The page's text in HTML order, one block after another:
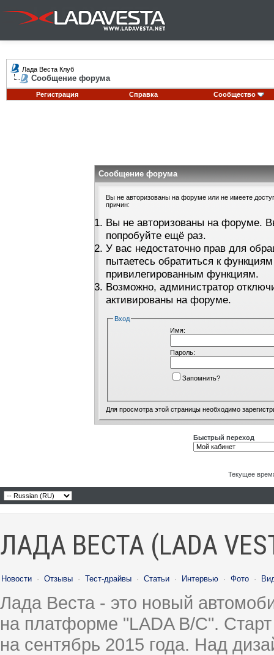
Лада Веста Клуб
Сообщение форума
Регистрация Справка Сообщество
Сообщение форума
Вы не авторизованы на форуме или не имеете
причин:
Вы не авторизованы на форуме.
попробуйте ещё раз.
У вас недостаточно прав для
пытаетесь обратиться к
привилегированным функциям.
Возможно, администратор
активированы на форуме.
Вход
Имя:
Пароль:
Запомнить?
Для просмотра этой страницы необходимо
Быстрый переход
Текущее
ЛАДА ВЕСТА (LADA
Новости · Отзывы · Тест-драйвы · Статьи · Интервью · Фото ·
Лада Веста - это новый
на платформе "LADA B/C".
на сентябрь 2015 года. Над